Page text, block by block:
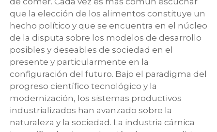
que la elección de los alimentos constituye un
hecho político y que se encuentra en el núcleo
de la disputa sobre los modelos de desarrollo
posibles y deseables de sociedad en el
presente y particularmente en la
configuración del futuro. Bajo el paradigma del
progreso científico tecnológico y la
modernización, los sistemas productivos
industrializados han avanzado sobre la
naturaleza y la sociedad. La industria cárnica